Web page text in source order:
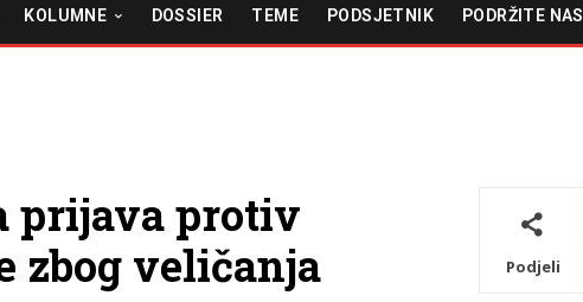
KOLUMNE DOSSIER TEME PODSJETNIK PODRŽITE NAS
prijava protiv
zbog veličanja
Podjeli